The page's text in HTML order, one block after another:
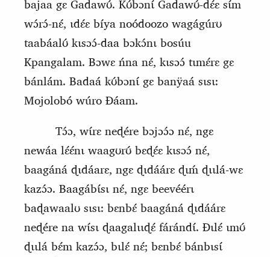
bajaa gɛ Gadawʊ́. Kʊ́bɔnɩ́ Gadawʊ́-dɛ́ɛ sɩ́m
wɔ́rɔ́-nɛ́, ɩdɛ́ɛ bíya noódoozo wagágúrʊ
taabáalʊ́ kɩsɔɔ́-daa bɔkɔ́nɩ bosúu
Kpangalam. Bɔwɛ ńna nɛ́, kɩsɔɔ́ tɩmɛ́rɛ gɛ
bánlám. Badaá kʊ́bɔnɩ́ gɛ banÿaá sɩsɩ:
Mojolobó wúro Ɖáam.
Tɔ́ɔ, wɩ́rɛ neɖére bɔjɔɔ́ɔ nɛ́, ngɛ
newáa lɛ́ɛ́nɩ waagʊrʊ́ bɛɖɛ́ɛ kɩsɔɔ́ nɛ́,
baagáná ɖɩdáarɛ, ngɛ ɖɩdáárɛ ɖɩḿ ɖɩɩlá-wɛ
kazɔ́ɔ. Baagábɩ́sɩ nɛ́, ngɛ beevéérɩ
baɖawaalʊ sɩsɩ: bɛnbɛ́ baagáná ɖɩdáárɛ
neɖére na wɩ́sɩ ɖaagalɩɩɖɛ́ fárándɩ́. Ɖɩlɛ́ ɩmʊ́
ɖɩɩlá bɛ́m kazɔ́ɔ, bɩlɛ́ nɛ́; bɛnbɛ́ bánbɩsɩ́